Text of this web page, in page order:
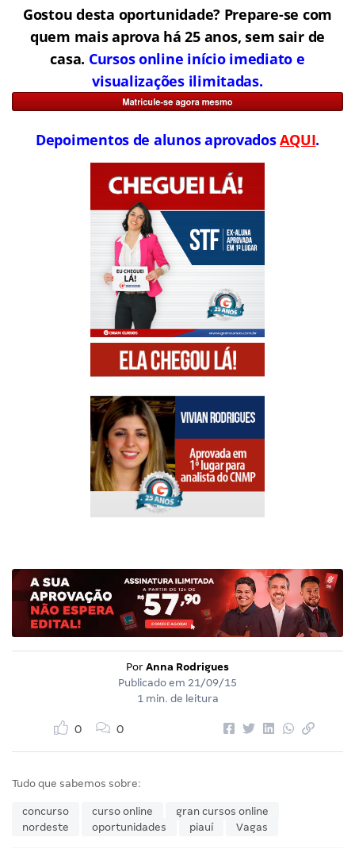
Gostou desta oportunidade? Prepare-se com
quem mais aprova há 25 anos, sem sair de
casa. Cursos online início imediato e
visualizações ilimitadas.
Depoimentos de alunos aprovadosAQUI.
Por Anna Rodrigues
Publicado em 21/09/15
1 min. de leitura
0 0
Tudo que sabemos sobre:
concurso curso online
gran cursos online
nordeste
oportunidades piauí Vagas